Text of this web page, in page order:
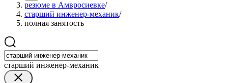
резюме в Амвросиевке/
старший инженер-механик/
полная занятость
старший инженер-механик